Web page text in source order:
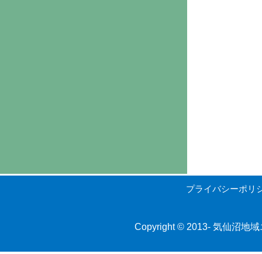
プライバシーポリ
Copyright © 2013- 気仙沼地